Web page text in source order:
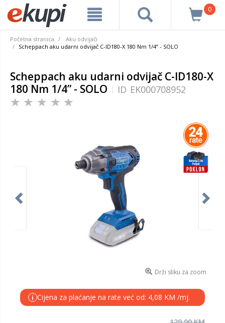
0
Početna stranica
Aku odvijači
Scheppach aku udarni odvijač C-ID180-X 180 Nm 1/4” - SOLO
Scheppach aku udarni odvijač C-ID180-X
180 Nm 1/4” - SOLO
ID EK000708952
Drži sliku za zoom
i Cijena za plaćanje na rate već od: 4,08 KM /mj.